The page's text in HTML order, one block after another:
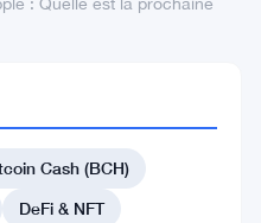
Cash (BCH)
DeFi & NFT